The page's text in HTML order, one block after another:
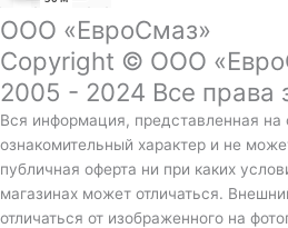
ООО «ЕвроСмаз»
Copyright © ООО
2005 - 2024 Все
Вся информация, представленная на
ознакомительный характер и не
публичная оферта ни при каких
магазинах может отличаться.
отличаться от изображенного на